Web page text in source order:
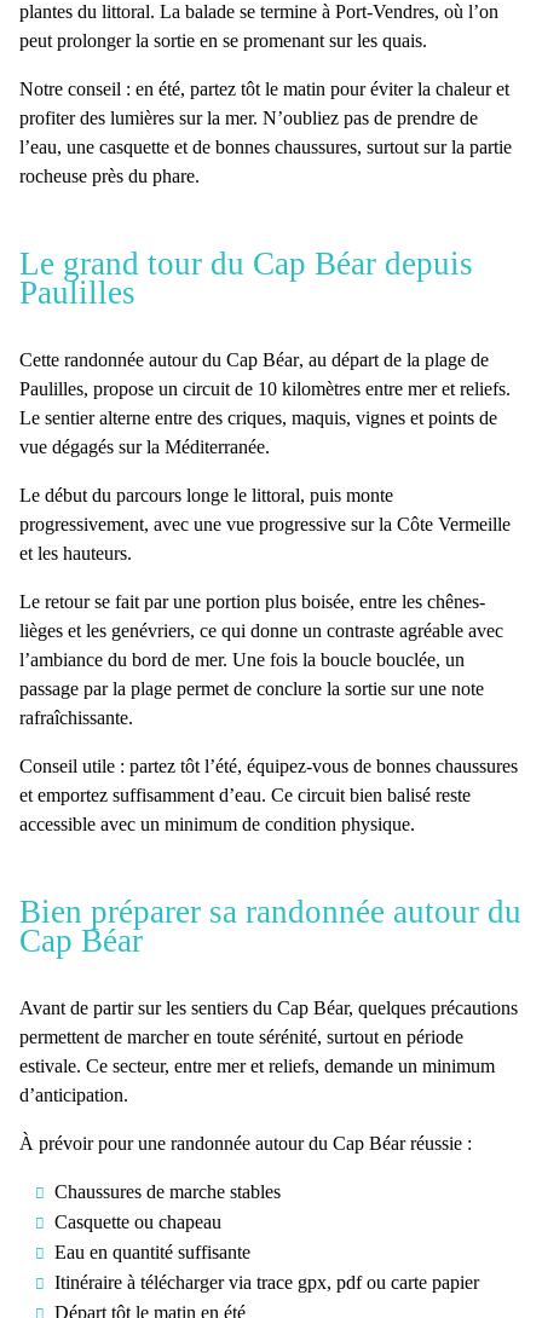
plantes du littoral. La balade se termine à Port-Vendres, où l’on
peut prolonger la sortie en se promenant sur les quais.
Notre conseil : en été, partez tôt le matin pour éviter la chaleur et
profiter des lumières sur la mer. N’oubliez pas de prendre de
l’eau, une casquette et de bonnes chaussures, surtout sur la partie
rocheuse près du phare.
Le grand tour du Cap Béar depuis
Paulilles
Cette randonnée autour du Cap Béar, au départ de la plage de
Paulilles, propose un circuit de 10 kilomètres entre mer et reliefs.
Le sentier alterne entre des criques, maquis, vignes et points de
vue dégagés sur la Méditerranée.
Le début du parcours longe le littoral, puis monte
progressivement, avec une vue progressive sur la Côte Vermeille
et les hauteurs.
Le retour se fait par une portion plus boisée, entre les chênes-
lièges et les genévriers, ce qui donne un contraste agréable avec
l’ambiance du bord de mer. Une fois la boucle bouclée, un
passage par la plage permet de conclure la sortie sur une note
rafraîchissante.
Conseil utile : partez tôt l’été, équipez-vous de bonnes chaussures
et emportez suffisamment d’eau. Ce circuit bien balisé reste
accessible avec un minimum de condition physique.
Bien préparer sa randonnée autour du
Cap Béar
Avant de partir sur les sentiers du Cap Béar, quelques précautions
permettent de marcher en toute sérénité, surtout en période
estivale. Ce secteur, entre mer et reliefs, demande un minimum
d’anticipation.
À prévoir pour une randonnée autour du Cap Béarréussie :
Chaussuresde marche stables
Casquetteou chapeau
Eau en quantité suffisante
Itinéraireà télécharger via trace gpx, pdf ou carte papier
Départ tôtle matin en été